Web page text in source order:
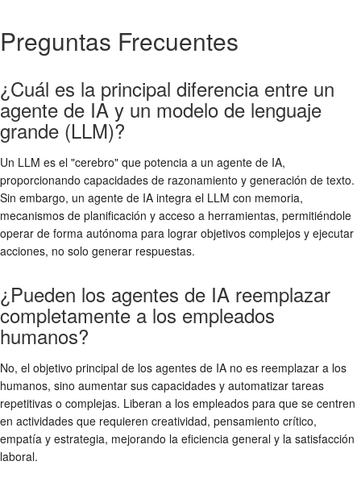
Preguntas Frecuentes
¿Cuál es la principal diferencia entre un
agente de IA y un modelo de lenguaje
grande (LLM)?
Un LLM es el "cerebro" que potencia a un agente de IA,
proporcionando capacidades de razonamiento y generación de texto.
Sin embargo, un agente de IA integra el LLM con memoria,
mecanismos de planificación y acceso a herramientas, permitiéndole
operar de forma autónoma para lograr objetivos complejos y ejecutar
acciones, no solo generar respuestas.
¿Pueden los agentes de IA reemplazar
completamente a los empleados
humanos?
No, el objetivo principal de los agentes de IA no es reemplazar a los
humanos, sino aumentar sus capacidades y automatizar tareas
repetitivas o complejas. Liberan a los empleados para que se centren
en actividades que requieren creatividad, pensamiento crítico,
empatía y estrategia, mejorando la eficiencia general y la satisfacción
laboral.